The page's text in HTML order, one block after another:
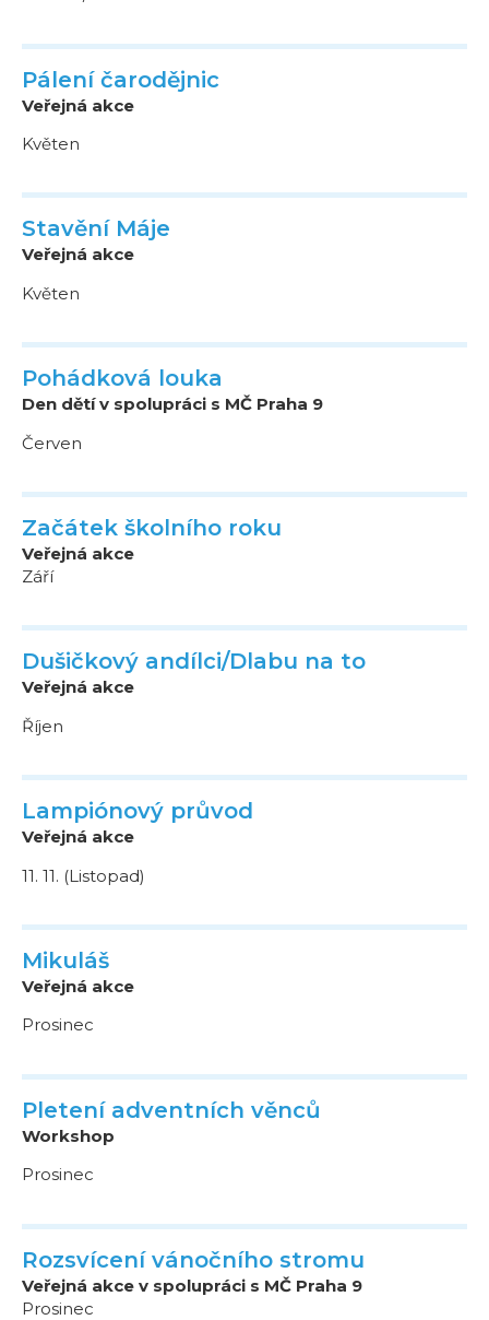
Pálení čarodějnic
Veřejná akce
Květen
Stavění Máje
Veřejná akce
Květen
Pohádková louka
Den dětí v spolupráci s MČ Praha 9
Červen
Začátek školního roku
Veřejná akce
Září
Dušičkový andílci/Dlabu na to
Veřejná akce
Říjen
Lampiónový průvod
Veřejná akce
11. 11. (Listopad)
Mikuláš
Veřejná akce
Prosinec
Pletení adventních věnců
Workshop
Prosinec
Rozsvícení vánočního stromu
Veřejná akce v spolupráci s MČ Praha 9
Prosinec